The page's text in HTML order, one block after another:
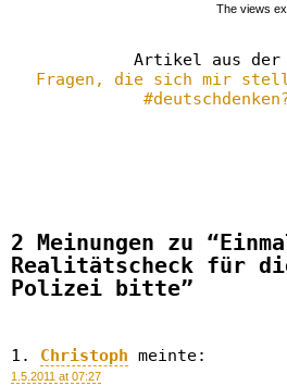
The views
Artikel aus der
Fragen, die sich mir
2 Meinungen zu
Realitätscheck für
Polizei bitte”
Christoph meinte:
1.5.2011 at 07:27